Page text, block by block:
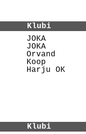
Klubi
JOKA
JOKA
Orvand
Koop
Klubi